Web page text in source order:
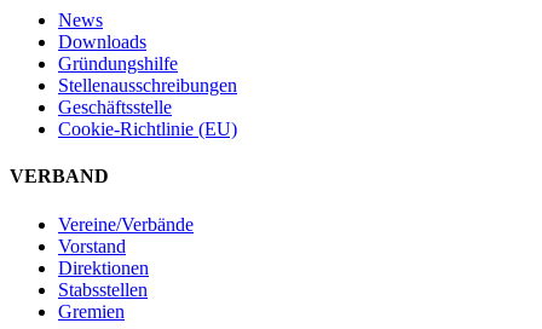
News
Downloads
Gründungshilfe
Stellen­ausschreibungen
Geschäftsstelle
Cookie-Richtlinie (EU)
VERBAND
Vereine/Verbände
Vorstand
Direktionen
Stabsstellen
Gremien